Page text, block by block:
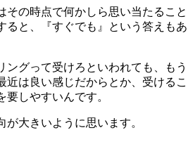
その時点で何かしら思い当たること
ると、『すぐでも』という答えもあ
ングって受けろといわれても、もう
近は良い感じだからとか、受けるこ
要しやすいんです。
大きいように思います。